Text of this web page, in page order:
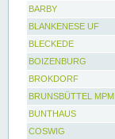
BARBY
BLANKENESE UF
BLECKEDE
BOIZENBURG
BROKDORF
BRUNSBÜTTEL MPM
BUNTHAUS
COSWIG